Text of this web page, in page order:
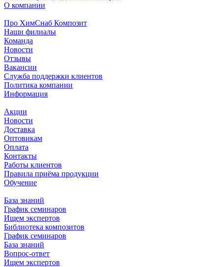
О компании
Про ХимСнаб Композит
Наши филиалы
Команда
Новости
Отзывы
Вакансии
Служба поддержки клиентов
Политика компании
Информация
Акции
Новости
Доставка
Оптовикам
Оплата
Контакты
Работы клиентов
Правила приёма продукции
Обучение
База знаний
График семинаров
Ищем экспертов
Библиотека композитов
График семинаров
База знаний
Вопрос-ответ
Ищем экспертов